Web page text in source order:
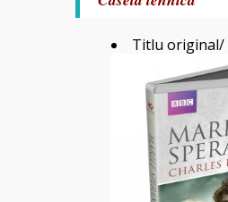
Titlu original/